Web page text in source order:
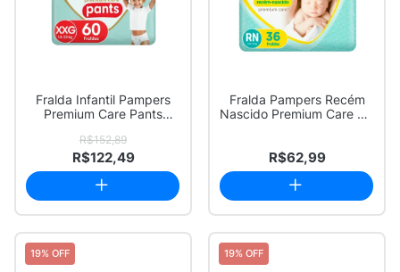
Fralda Infantil Pampers
Premium Care Pants
R$152,89
R$122,49
Fralda Pampers Recém
Nascido Premium Care RN
R$62,99
19% OFF 19% OFF